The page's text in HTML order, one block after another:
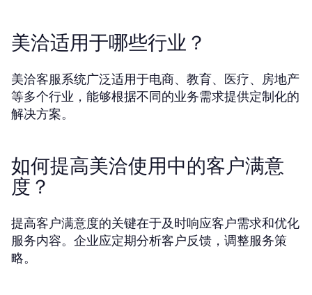
美洽适用于哪些行业？
美洽客服系统广泛适用于电商、教育、医疗、房地产
等多个行业，能够根据不同的业务需求提供定制化的
解决方案。
如何提高美洽使用中的客户满意
度？
提高客户满意度的关键在于及时响应客户需求和优化
服务内容。企业应定期分析客户反馈，调整服务策
略。